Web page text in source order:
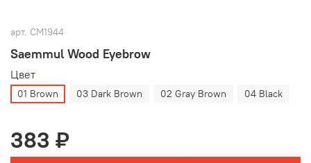
арт. СМ1944
Saemmul Wood Eyebrow
Цвет
01 Brown 03 Dark Brown 02 Gray Brown 04 Black
383 ₽